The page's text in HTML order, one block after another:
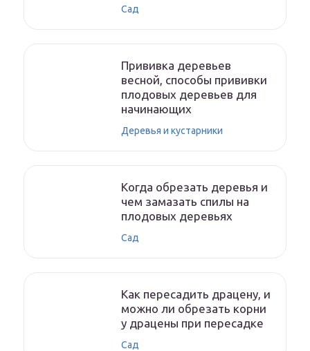
Сад
Прививка деревьев
весной, способы прививки
плодовых деревьев для
начинающих
Деревья и кустарники
Когда обрезать деревья и
чем замазать спилы на
плодовых деревьях
Сад
Как пересадить драцену, и
можно ли обрезать корни
у драцены при пересадке
Сад